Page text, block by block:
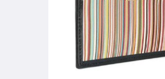
手錶與飾品配件
女包精品與女鞋
家電與影音視聽